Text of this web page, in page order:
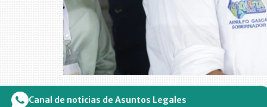
Canal de noticias de Asuntos Legales